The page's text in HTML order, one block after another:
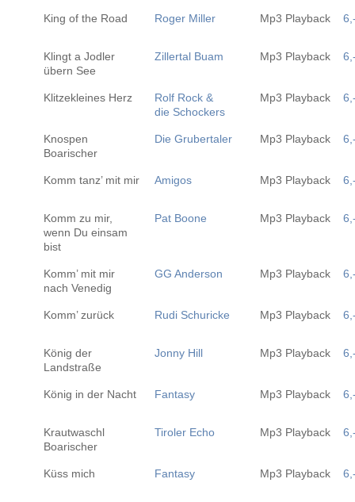
King of the Road Roger Miller Mp3 Playback
Klingt a Jodler
übern See
Zillertal Buam Mp3 Playback
Klitzekleines Herz
Rolf Rock &
die Schockers
Mp3 Playback
Knospen
Boarischer
Die Grubertaler Mp3 Playback
Komm tanz’ mit mir Amigos Mp3 Playback
Komm zu mir,
wenn Du einsam
bist
Pat Boone Mp3 Playback
Komm’ mit mir
nach Venedig
GG Anderson Mp3 Playback
Komm’ zurück Rudi Schuricke Mp3 Playback
König der
Landstraße
Jonny Hill Mp3 Playback
König in der Nacht Fantasy Mp3 Playback
Krautwaschl
Boarischer
Tiroler Echo Mp3 Playback
Küss mich Fantasy Mp3 Playback